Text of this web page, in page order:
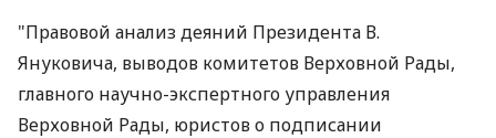
"Правовой анализ деяний Президента В.
Януковича, выводов комитетов Верховной Рады,
главного научно-экспертного управления
Верховной Рады, юристов о подписании